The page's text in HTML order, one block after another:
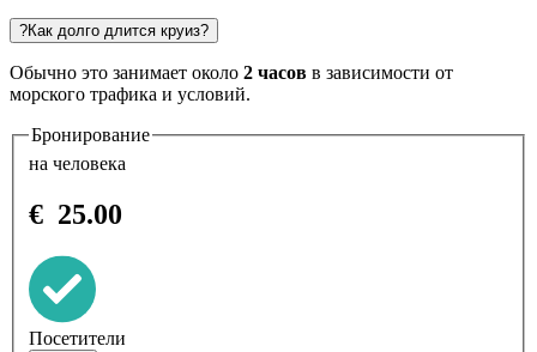
?Как долго длится круиз?
Обычно это занимает около 2 часов в зависимости от
морского трафика и условий.
Бронирование
на человека
€ 25.00
Посетители